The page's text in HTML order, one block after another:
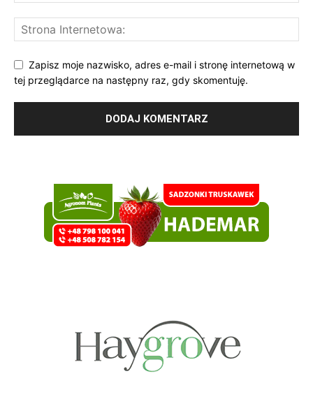
Zapisz moje nazwisko, adres e-mail i stronę internetową w
tej przeglądarce na następny raz, gdy skomentuję.